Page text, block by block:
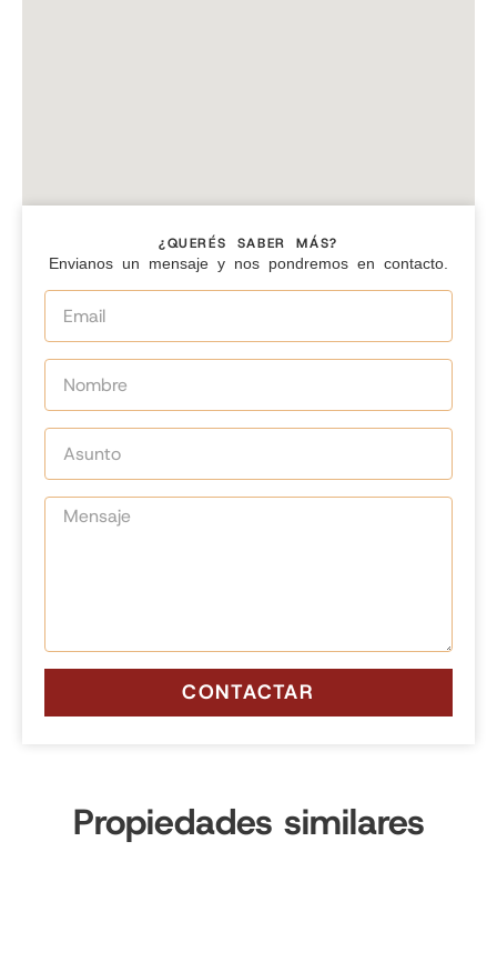
¿QUERÉS SABER MÁS?
Envianos un mensaje y nos pondremos en contacto.
CONTACTAR
Propiedades similares